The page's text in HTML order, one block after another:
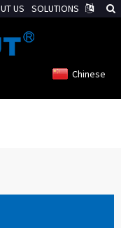
Chinese
US SOLUTIONS